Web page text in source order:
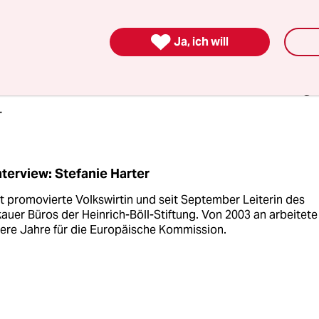
Jahres. Da waren auch andere deutsche
Russische Austausch, betroffen. Aber in
Stefanie Harter
promovierte Volkswirtin und seit September Leiterin des
Büros der Heinrich-Böll-Stiftung. Von 2003 an
Jahre für die Europäische Kommission.
 Ja, ich will